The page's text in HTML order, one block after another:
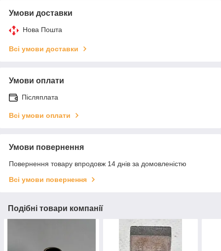
Умови доставки
Нова Пошта
Всі умови доставки
Умови оплати
Післяплата
Всі умови оплати
Умови повернення
Повернення товару впродовж 14 днів за домовленістю
Всі умови повернення
Подібні товари компанії